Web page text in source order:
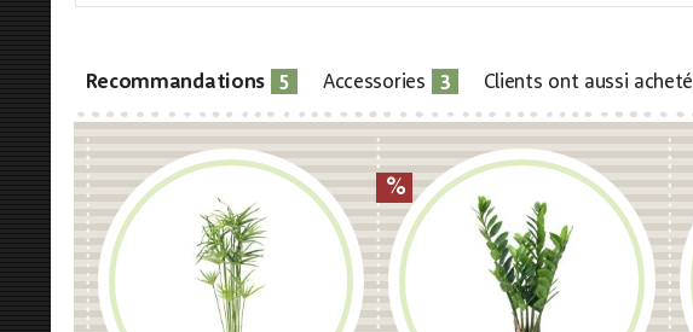
Recommandations 5 Accessories 3 Clients ont aussi acheté